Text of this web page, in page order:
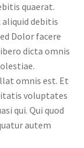
quaerat.
debitis
Dolor facere
dicta omnis
omnis est. Et
voluptates
qui. Qui quod
autem